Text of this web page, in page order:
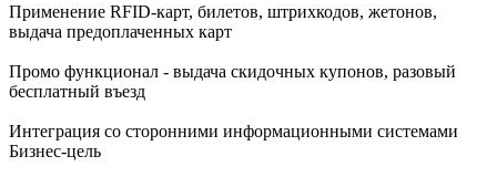
Применение RFID-карт, билетов, штрихкодов, жетонов,
выдача предоплаченных карт
Промо функционал - выдача скидочных купонов, разовый
бесплатный въезд
Интеграция со сторонними информационными системами
Бизнес-цель